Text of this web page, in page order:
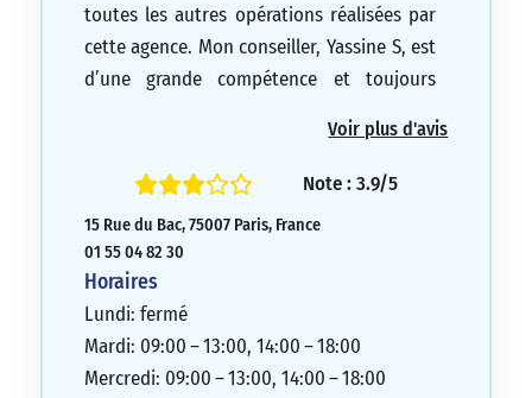
toutes les autres opérations réalisées par
cette agence. Mon conseiller, Yassine S, est
d’une grande compétence et toujours
5/5
Voir plus d'avis
Note : 3.9/5
15 Rue du Bac, 75007 Paris, France
01 55 04 82 30
Horaires
Lundi: fermé
Mardi: 09:00 – 13:00, 14:00 – 18:00
Mercredi: 09:00 – 13:00, 14:00 – 18:00